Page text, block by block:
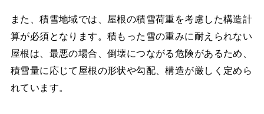
また、積雪地域では、屋根の積雪荷重を考慮した構造計
算が必須となります。積もった雪の重みに耐えられない
屋根は、最悪の場合、倒壊につながる危険があるため、
積雪量に応じて屋根の形状や勾配、構造が厳しく定めら
れています。